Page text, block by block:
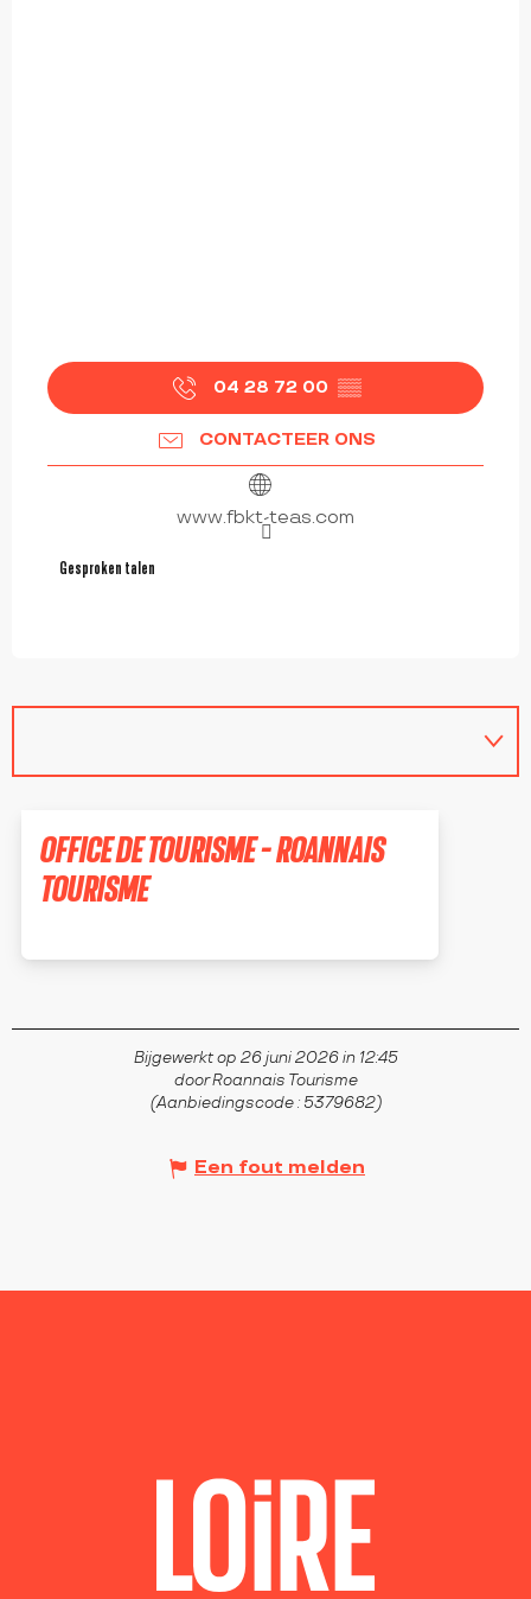
04 28 72 00 ▒▒
CONTACTEER ONS
www.fbkt-teas.com
Gesproken talen
Gesproken talen
OFFICE DE TOURISME - ROANNAIS
TOURISME
Bijgewerkt op 26 juni 2026 in 12:45
door Roannais Tourisme
(Aanbiedingscode : 5379682)
Een fout melden